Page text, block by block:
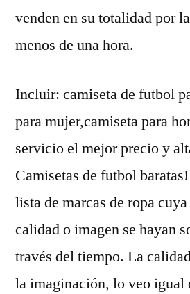
venden en su totalidad por
menos de una hora.
Incluir: camiseta de futbol
para mujer,camiseta para
servicio el mejor precio y
Camisetas de futbol
lista de marcas de ropa
calidad o imagen se hayan
través del tiempo. La
la imaginación, lo veo igual